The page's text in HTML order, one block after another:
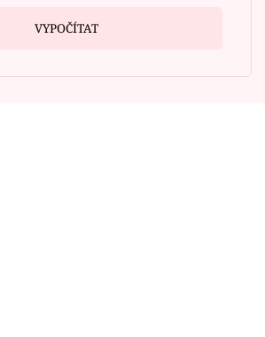
VYPOČÍTAT